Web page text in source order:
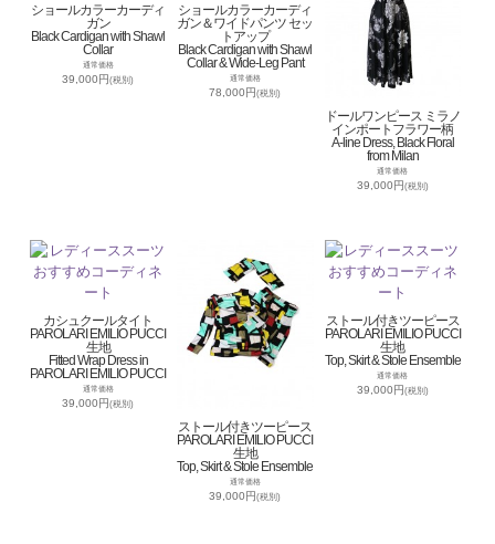
ショールカラーカーディ
ガン
Black Cardigan with Shawl
Collar
通常価格
39,000円(税別)
ショールカラーカーディ
ガン＆ワイドパンツ セッ
トアップ
Black Cardigan with Shawl
Collar & Wide-Leg Pant
通常価格
78,000円(税別)
ドールワンピース ミラノ
インポートフラワー柄
A-line Dress, Black Floral
from Milan
通常価格
39,000円(税別)
カシュクールタイト
PAROLARI EMILIO PUCCI
生地
Fitted Wrap Dress in
PAROLARI EMILIO PUCCI
通常価格
39,000円(税別)
ストール付きツーピース
PAROLARI EMILIO PUCCI
生地
Top, Skirt & Stole Ensemble
通常価格
39,000円(税別)
ストール付きツーピース
PAROLARI EMILIO PUCCI
生地
Top, Skirt & Stole Ensemble
通常価格
39,000円(税別)